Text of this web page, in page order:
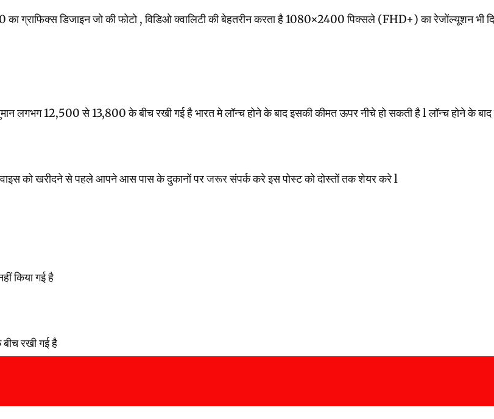
डिजाइन जो की फोटो , विडिओ क्वालिटी की बेहतरीन करता है 1080×2400 पिक्सले (FHD+) का रेजोंल्यूशन भी
लगभग 12,500 से 13,800 के बीच रखी गई है भारत मे लॉन्च होने के बाद इसकी कीमत ऊपर नीचे हो सकती है l लॉन्च होने के
को खरीदने से पहले आपने आस पास के दुकानों परजरूरसंपर्क करे इस पोस्ट को दोस्तों तक शेयर करे l
किया गई है
रखी गई है